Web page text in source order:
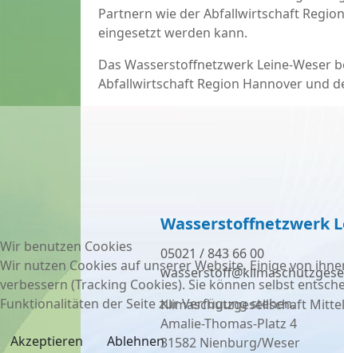
Partnern wie der Abfallwirtschaft
eingesetzt werden kann.
Das Wasserstoffnetzwerk Leine-Weser
Abfallwirtschaft Region Hannover und
Wasserstoffnetzwerk
05021 / 843 66 00
Klimaschutzgesellschaft
Amalie-Thomas-Platz 4
31582 Nienburg/Weser
Wir benutzen Cookies
Wir nutzen Cookies auf unserer Website. Einige von
verbessern (Tracking Cookies). Sie können selbst
Funktionalitäten der Seite zur Verfügung stehen.
Akzeptieren
Ablehnen